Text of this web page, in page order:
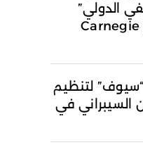
الدولي”
بالتعاون مع Carnegie
لتنظيم
السيبراني في